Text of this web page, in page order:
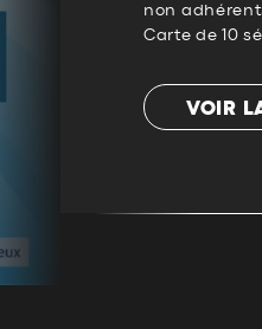
non
Carte de 10
VOIR